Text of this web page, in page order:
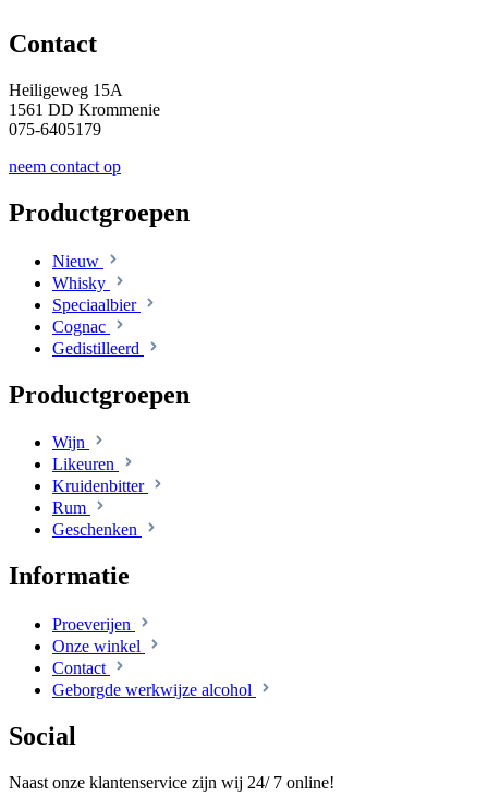
Contact
Heiligeweg 15A
1561 DD Krommenie
075-6405179
neem contact op
Productgroepen
Nieuw
Whisky
Speciaalbier
Cognac
Gedistilleerd
Productgroepen
Wijn
Likeuren
Kruidenbitter
Rum
Geschenken
Informatie
Proeverijen
Onze winkel
Contact
Geborgde werkwijze alcohol
Social
Naast onze klantenservice zijn wij 24/ 7 online!